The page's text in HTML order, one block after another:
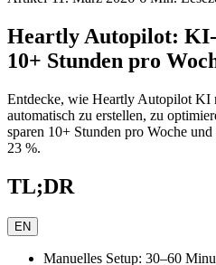
Heartly Autopilot: KI-
10+ Stunden pro
Entdecke, wie Heartly Autopilot KI
automatisch zu erstellen, zu
sparen 10+ Stunden pro Woche
23 %.
TL;DR
EN
Manuelles Setup: 30–60